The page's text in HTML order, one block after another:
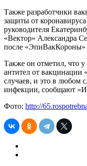
Также разработчики
защиты от
руководителя
«Вектор» Александра
после «ЭпиВакКороны»
Также он отметил, что
антител от
случаев, и это в любом
инфекции, сообщают
Фото: http://